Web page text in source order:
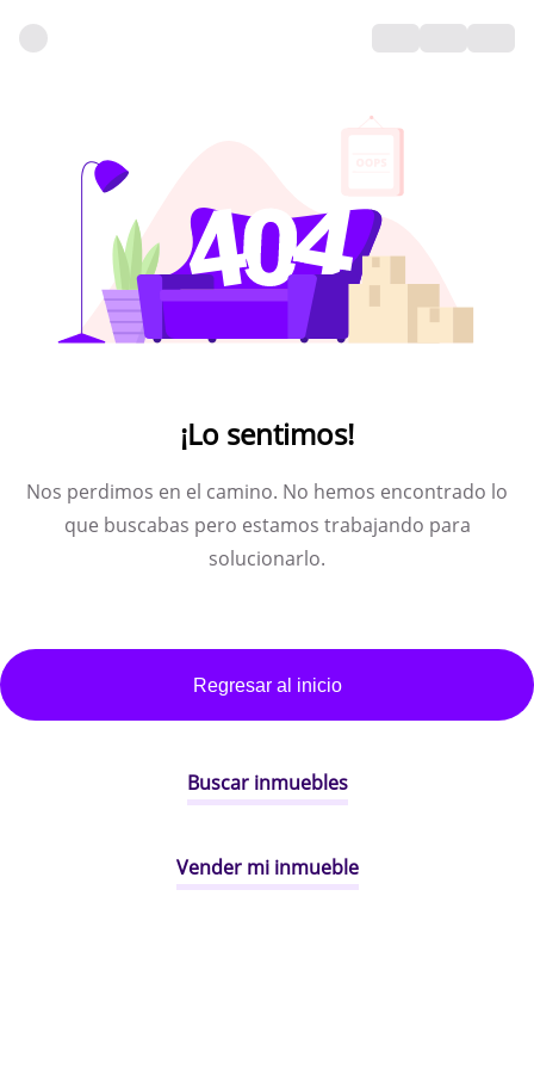
¡Lo sentimos!
Nos perdimos en el camino. No hemos encontrado lo
que buscabas pero estamos trabajando para
solucionarlo.
Regresar al inicio
Buscar inmuebles
Vender mi inmueble